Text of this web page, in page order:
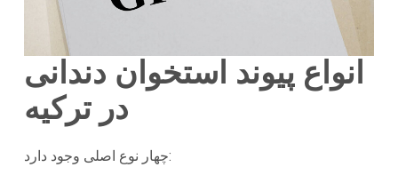
انواع پیوند استخوان دندانی
در ترکیه
چهار نوع اصلی وجود دارد: